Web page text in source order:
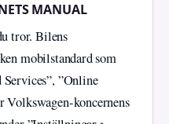
MANUAL
tror. Bilens
mobilstandard som
Services”, ”Online
Volkswagen-koncernens